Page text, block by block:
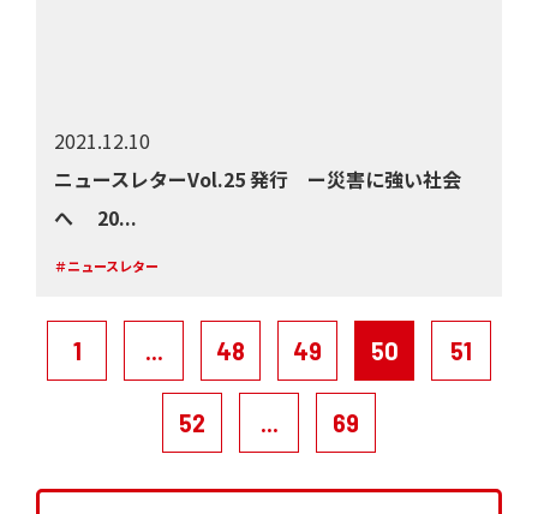
2021.12.10
ニュースレターVol.25 発行 ー災害に強い社会
へ 20...
＃ニュースレター
1 ... 48 49 50 51
52 ... 69